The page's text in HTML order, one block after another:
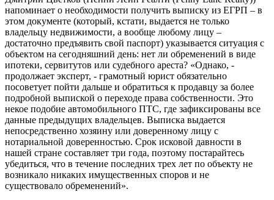
напоминает о необходимости получить выписку из ЕГРП – в
этом документе (который, кстати, выдается не только
владельцу недвижимости, а вообще любому лицу –
достаточно предъявить свой паспорт) указывается ситуация с
объектом на сегодняшний день: нет ли обременений в виде
ипотеки, сервитутов или судебного ареста? «Однако, -
продолжает эксперт, - грамотный юрист обязательно
посоветует пойти дальше и обратиться к продавцу за более
подробной выпиской о переходе права собственности. Это
некое подобие автомобильного ПТС, где зафиксированы все
данные предыдущих владельцев. Выписка выдается
непосредственно хозяину или доверенному лицу с
нотариальной доверенностью. Срок исковой давности в
нашей стране составляет три года, поэтому постарайтесь
убедиться, что в течение последних трех лет по объекту не
возникало никаких имущественных споров и не
существовало обременений».